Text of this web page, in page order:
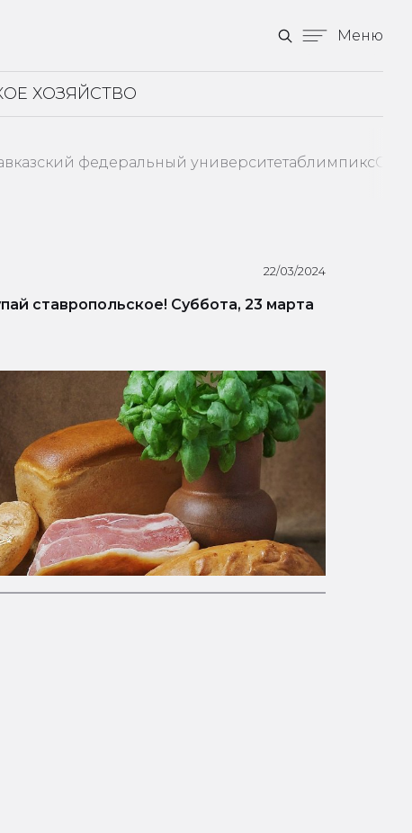
Меню
ХОЗЯЙСТВО
федеральный университетаблимпикс
22/03/2024
ставропольское! Суббота, 23 марта